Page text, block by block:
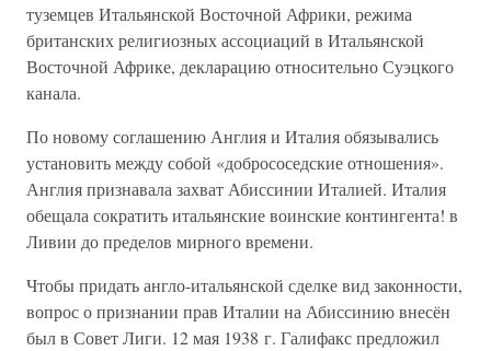
туземцев Итальянской Восточной Африки, режима
британских религиозных ассоциаций в Итальянской
Восточной Африке, декларацию относительно Суэцкого
канала.
По новому соглашению Англия и Италия обязывались
установить между собой «добрососедские отношения».
Англия признавала захват Абиссинии Италией. Италия
обещала сократить итальянские воинские контингента! в
Ливии до пределов мирного времени.
Чтобы придать англо-итальянской сделке вид законности,
вопрос о признании прав Италии на Абиссинию внесён
был в Совет Лиги. 12 мая 1938 г. Галифакс предложил